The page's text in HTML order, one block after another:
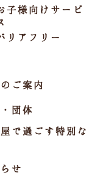
子様向けサービ
リアフリー
ご案内
団体
で過ごす特別な
せ